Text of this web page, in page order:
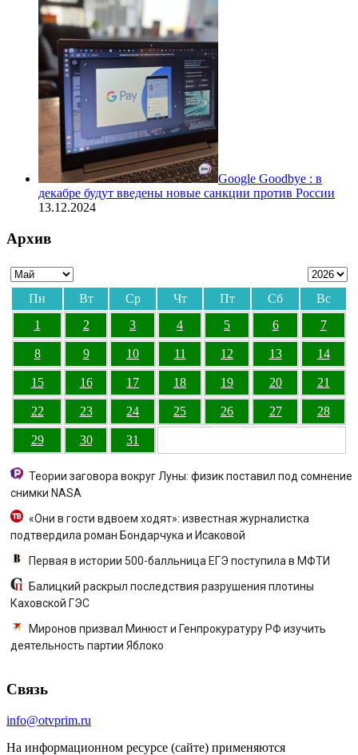
Google Goodbye : в
декабре будут введены новые санкции против России
13.12.2024
Архив
Пн Вт Ср Чт Пт Сб
Вс
1
2 3 4 5 6 7
8 9 10 11 12 13 14
15 16 17 18 19 20 21
22 23 24 25 26 27 28
29 30 31
Теории заговора вокруг Луны: физик поставил под сомнение
снимки NASA
«Они в гости вдвоем ходят»: известная журналистка
подтвердила роман Бондарчука и Исаковой
Первая в истории 500-балльница ЕГЭ поступила в МФТИ
Балицкий раскрыл последствия разрушения плотины
Каховской ГЭС
Миронов призвал Минюст и Генпрокуратуру РФ изучить
деятельность партии Яблоко
Связь
info@otvprim.ru
На информационном ресурсе (сайте) применяются